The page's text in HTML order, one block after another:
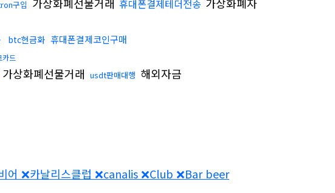
구입 휴대폰결제테더전송
btc현금화 휴대폰결제코인구매
카드
가상화폐선물거래 usdt판매대행 해외자금
어 ❌카날리스클럽 ❌canalis ❌Club ❌Bar beer